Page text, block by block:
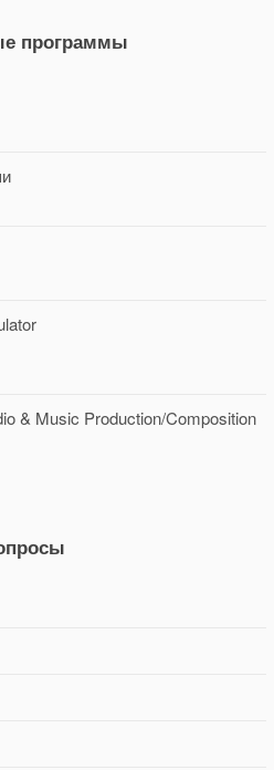
программы
& Music Production/Composition